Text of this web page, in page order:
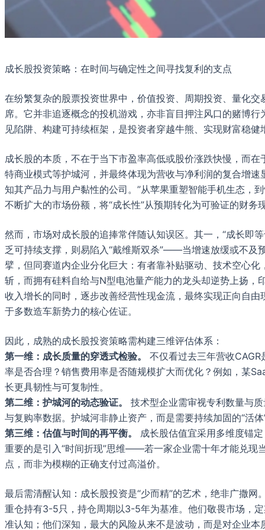
成长股投资策略：在时间与确定性之间寻找复利的支点
在纷繁复杂的股票投资世界中，价值投资、周期投资、量化
席。它并非追逐概念的投机游戏，亦非盲目押注风口的赌博
见陷阱、构建可持续框架，是投资者穿越牛熊、实现财富稳健
成长股的本质，不在于当下市盈率高低或股价涨跌快慢，而
特商业模式等护城河，并最终体现为营收与净利润的复合增
知其产品力与用户黏性的公司。”从苹果重塑智能手机生态，
不断扩大的市场份额，将“成长性”从预期转化为可验证的财务
然而，市场对成长股的追捧常伴随认知误区。其一，“成长即
乏可持续支撑，则易陷入“戴维斯双杀”——当增速放缓或不及
擘，但同赛道内企业分化巨大：有者靠补贴驱动、技术空心
斩，而拥有硅料自给与N型电池量产能力的龙头却逆势上扬，
收入增长的同时，逐步改善经营性现金流，最终实现正向自
于多数造车新势力的核心佐证。
因此，成熟的成长股投资策略需构建三维评估体系：
第一维：成长质量的穿透式检验。
不仅看过去三年营收
率是否合理？销售费用率是否随规模扩大而优化？例如，某
长更具韧性与可复制性。
第二维：护城河的动态验证。
技术型企业需审视专利数量与
与复购率数据。护城河非静止资产，而是需要持续加固的“活
第三维：估值与时间的再平衡。
成长股估值宜采用多维度锚
重要的是引入“时间折现”思维——若一家企业需十年才能兑现
点，而非为模糊的正确支付过高溢价。
最后需清醒认知：成长股投资是“少而精”的艺术，绝非广撒
重仓持有3-5只，持仓周期以3-5年为基准。他们敬畏市场，
准认知；他们深知，最大的风险从来不是波动，而是对企业本